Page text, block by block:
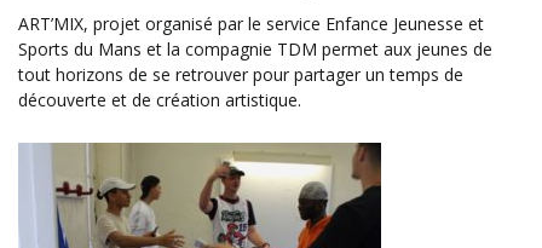
ART’MIX, projet organisé par le service Enfance Jeunesse et
Sports du Mans et la compagnie TDM permet aux jeunes de
tout horizons de se retrouver pour partager un temps de
découverte et de création artistique.